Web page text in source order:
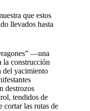
que estos
llevados hasta
—una
la construcción
del yacimiento
destrozos
tendidos de
cortar las rutas de